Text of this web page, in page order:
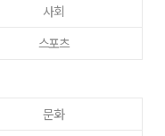
사회
스포츠
문화